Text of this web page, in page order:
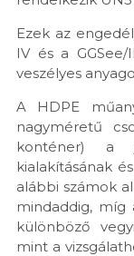
Ezek az
IV és a GGSee/
veszélyes
A HDPE
nagyméretű
konténer) a
kialakításának
alábbi számok
mindaddig, míg
különböző
mint a